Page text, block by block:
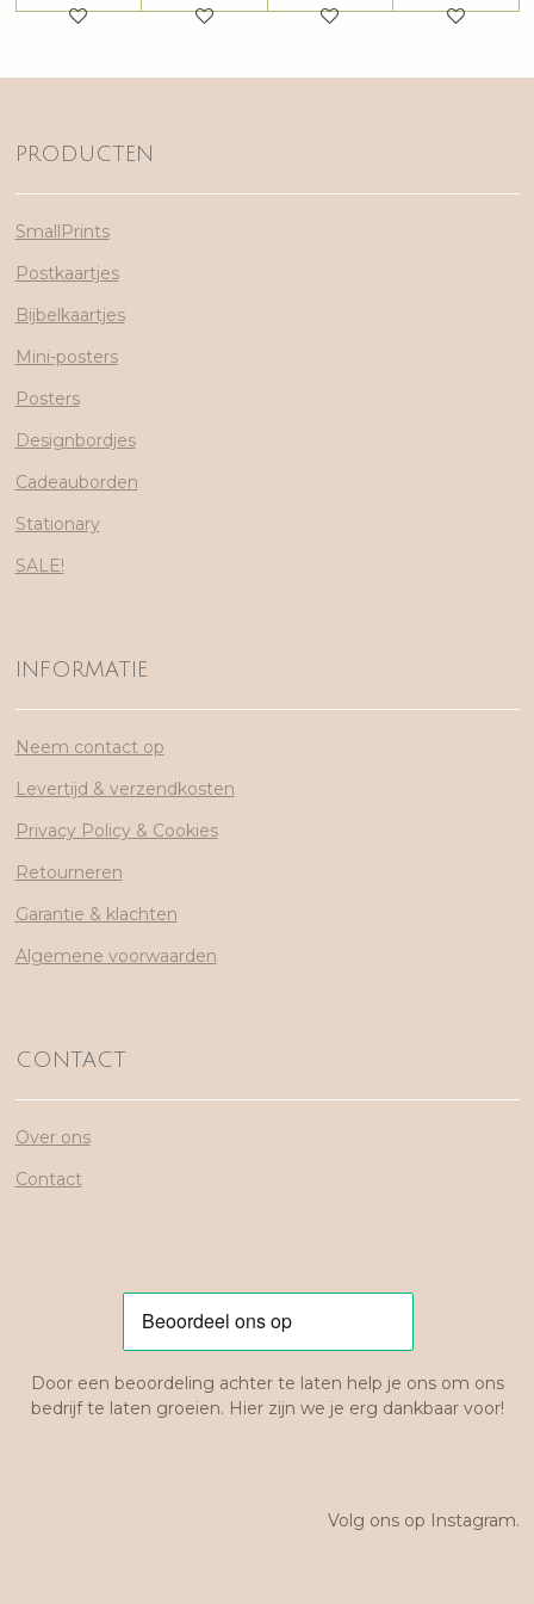
PRODUCTEN
SmallPrints
Postkaartjes
Bijbelkaartjes
Mini-posters
Posters
Designbordjes
Cadeauborden
Stationary
SALE!
INFORMATIE
Neem contact op
Levertijd & verzendkosten
Privacy Policy & Cookies
Retourneren
Garantie & klachten
Algemene voorwaarden
CONTACT
Over ons
Contact
Door een beoordeling achter te laten help je ons om ons
bedrijf te laten groeien. Hier zijn we je erg dankbaar voor!
Volg ons op Instagram.